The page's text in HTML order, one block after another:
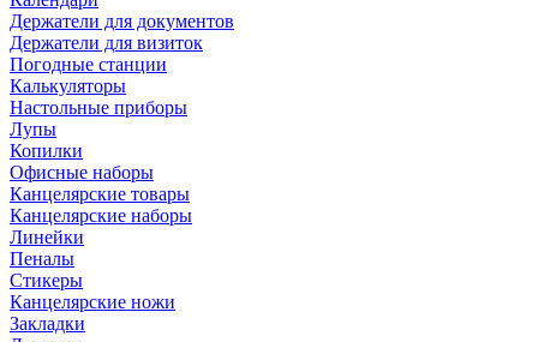
Держатели для документов
Держатели для визиток
Погодные станции
Калькуляторы
Настольные приборы
Лупы
Копилки
Офисные наборы
Канцелярские товары
Канцелярские наборы
Линейки
Пеналы
Стикеры
Канцелярские ножи
Закладки